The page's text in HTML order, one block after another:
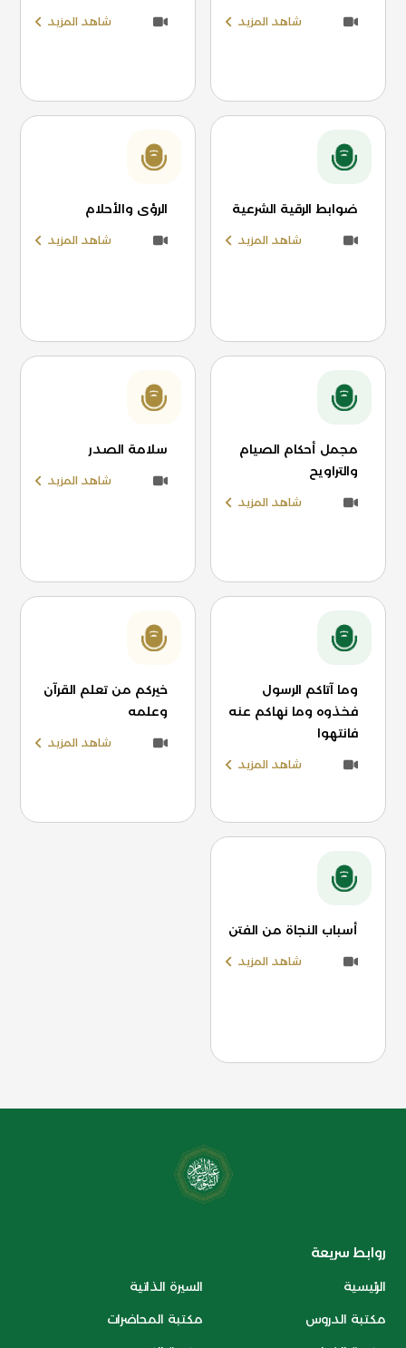
شاهد المزيد شاهد المزيد
ضوابط الرقية الشرعية
شاهد المزيد
الرؤى والأحلام
شاهد المزيد
مجمل أحكام الصيام
والتراويح
شاهد المزيد
سلامة الصدر
شاهد المزيد
وما آتاكم الرسول
فخذوه وما نهاكم عنه
فانتهوا
شاهد المزيد
خيركم من تعلم القرآن
وعلمه
شاهد المزيد
أسباب النجاة من الفتن
شاهد المزيد
روابط سريعة
الرئيسية السيرة الذاتية
مكتبة الدروس مكتبة المحاضرات